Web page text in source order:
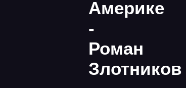
Америке
-
Роман
Злотников